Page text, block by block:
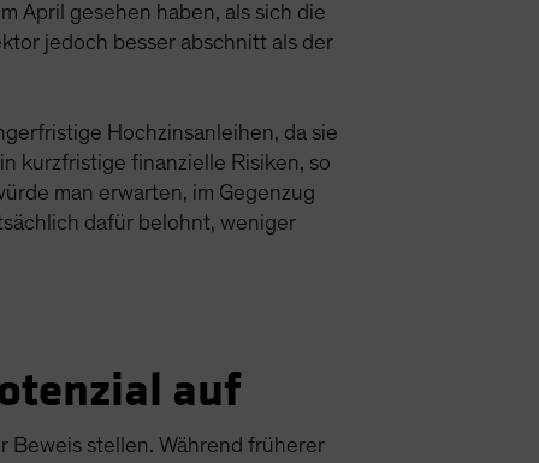
April gesehen haben, als sich die
jedoch besser abschnitt als der
Hochzinsanleihen, da sie
kurzfristige finanzielle Risiken, so
man erwarten, im Gegenzug
dafür belohnt, weniger
auf
Beweis stellen. Während früherer